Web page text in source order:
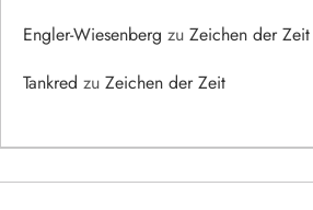
Engler-Wiesenberg zu Zeichen der Zeit
Tankred zu Zeichen der Zeit